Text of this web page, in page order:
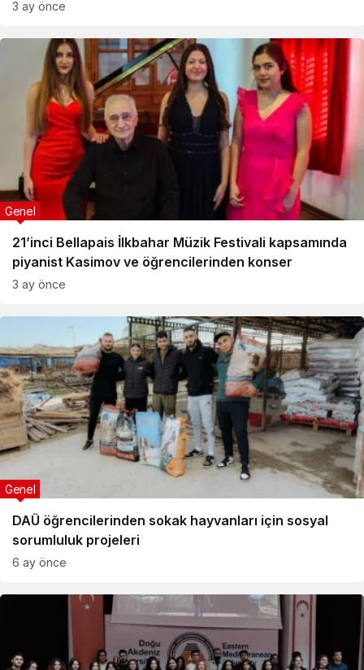
3 ay önce
21’inci Bellapais İlkbahar Müzik Festivali kapsamında
piyanist Kasimov ve öğrencilerinden konser
Genel
3 ay önce
DAÜ öğrencilerinden sokak hayvanları için sosyal
sorumluluk projeleri
Genel
6 ay önce